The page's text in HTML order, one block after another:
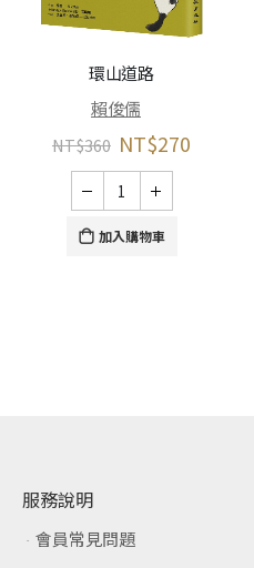
環山道路
賴俊儒
NT$360 NT$270
加入購物車
服務說明
會員常見問題